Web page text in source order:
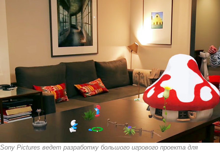
Sony Pictures ведет разработку большого игрового проекта для